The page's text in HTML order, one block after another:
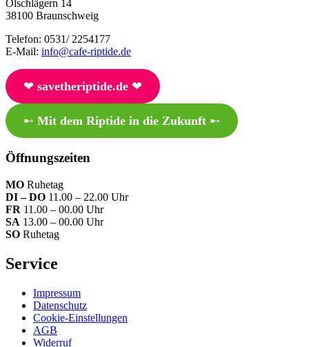
Ölschlägern 14
38100 Braunschweig
Telefon: 0531/ 2254177
E-Mail: info@cafe-riptide.de
❤︎ savetheriptide.de❤︎
➸ Mit dem Riptide in die Zukunft➸
Öffnungszeiten
MO Ruhetag
DI – DO 11.00 – 22.00 Uhr
FR 11.00 – 00.00 Uhr
SA 13.00 – 00.00 Uhr
SO Ruhetag
Service
Impressum
Datenschutz
Cookie-Einstellungen
AGB
Widerruf